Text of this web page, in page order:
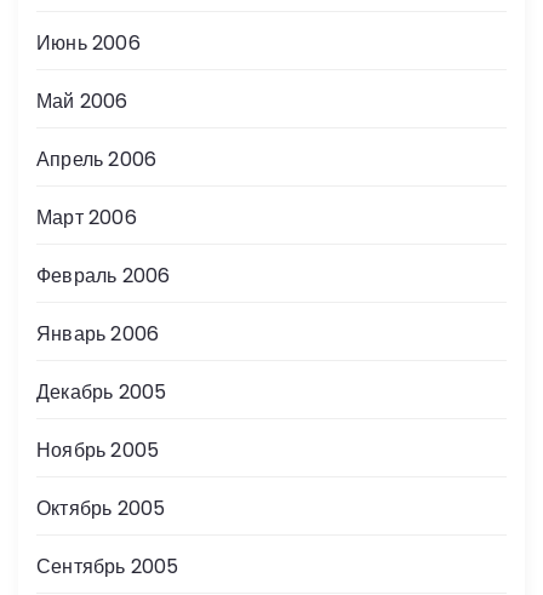
Июнь 2006
Май 2006
Апрель 2006
Март 2006
Февраль 2006
Январь 2006
Декабрь 2005
Ноябрь 2005
Октябрь 2005
Сентябрь 2005